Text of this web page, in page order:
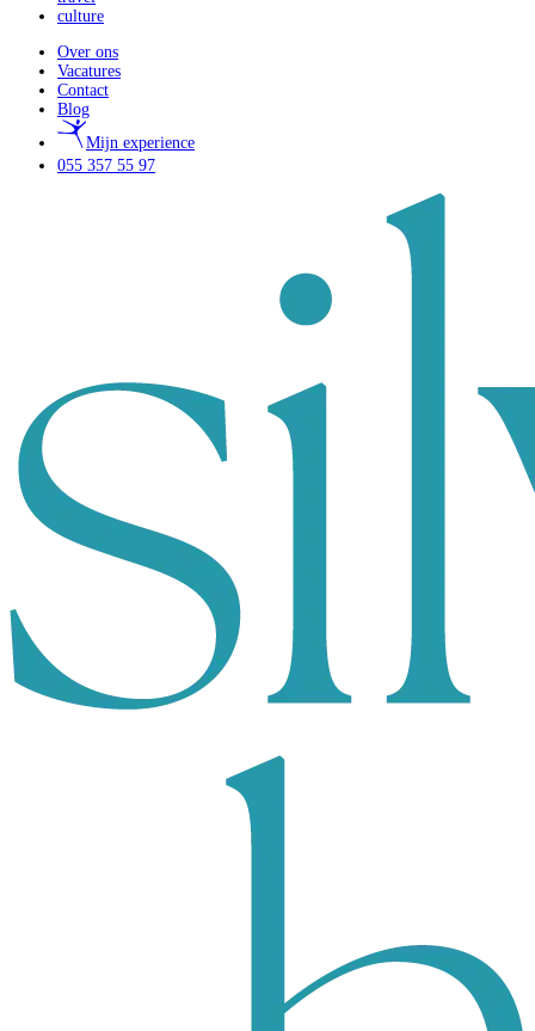
culture
Over ons
Vacatures
Contact
Blog
Mijn experience
055 357 55 97